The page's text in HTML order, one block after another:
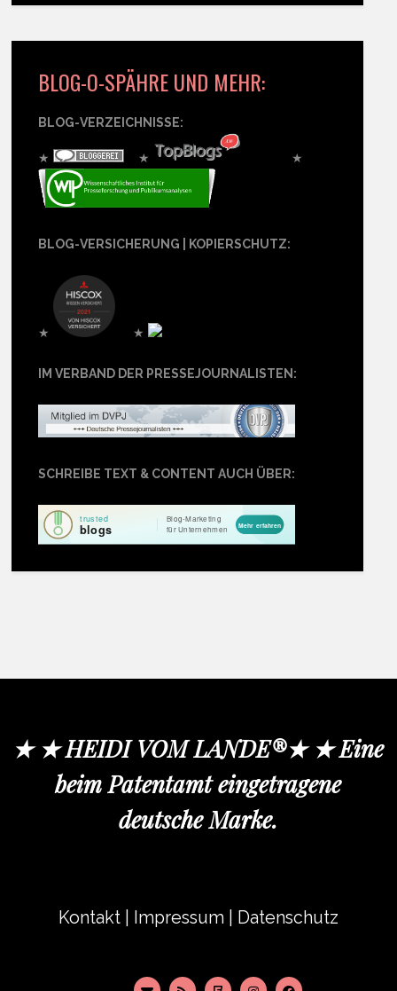
BLOG-O-SPÄHRE UND MEHR:
BLOG-VERZEICHNISSE:
★ ★ ★
BLOG-VERSICHERUNG | KOPIERSCHUTZ:
★ ★
IM VERBAND DER PRESSEJOURNALISTEN:
SCHREIBE TEXT & CONTENT AUCH ÜBER:
★ ★ HEIDI VOM LANDE®★ ★ Eine
beim Patentamt eingetragene
deutsche Marke.
Kontakt Impressum Datenschutz